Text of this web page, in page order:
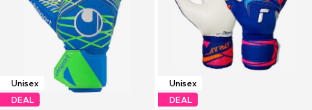
Unisex
DEAL
Unisex
DEAL